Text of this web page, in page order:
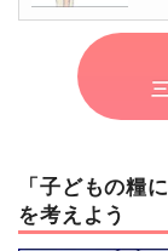
「子どもの糧
を考えよう